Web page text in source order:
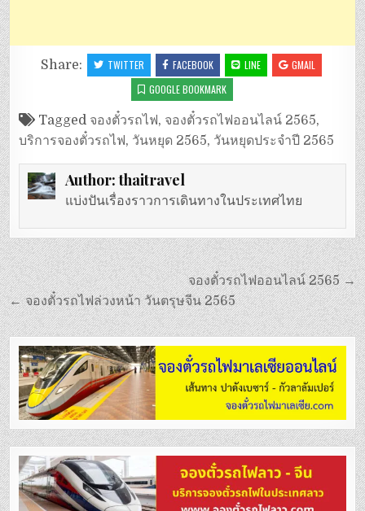
Share: TWITTER FACEBOOK LINE
GMAIL
GOOGLE BOOKMARK
Tagged จองตั๋วรถไฟ, จองตั๋วรถไฟออนไลน์ 2565,
บริการจองตั๋วรถไฟ, วันหยุด 2565, วันหยุดประจำปี 2565
Author:thaitravel
แบ่งปันเรื่องราวการเดินทางในประเทศไทย
แนะแนว
เรื่อง
จองตั๋วรถไฟออนไลน์ 2565 →
← จองตั๋วรถไฟล่วงหน้า วันตรุษจีน 2565